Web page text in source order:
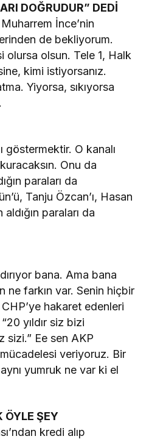
DOĞRUDUR” DEDİ
İnce’nin
de bekliyorum.
olursa olsun. Tele 1, Halk
kimi istiyorsanız.
Yiyorsa, sıkıyorsa
O kanalı
Onu da
paraları da
Tanju Özcan’ı, Hasan
paraları da
bana. Ama bana
ne farkın var. Senin hiçbir
hakaret edenleri
yıldır siz bizi
Ee sen AKP
veriyoruz. Bir
yumruk ne var ki el
ÖYLE ŞEY
kredi alıp
Twitter
Instagram